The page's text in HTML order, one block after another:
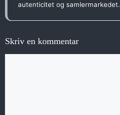
autenticitet og samlermarkedet.
Skriv en kommentar